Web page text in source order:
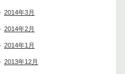
2014年3月
2014年2月
2014年1月
2013年12月